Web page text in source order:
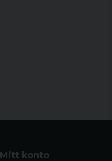
Mitt konto